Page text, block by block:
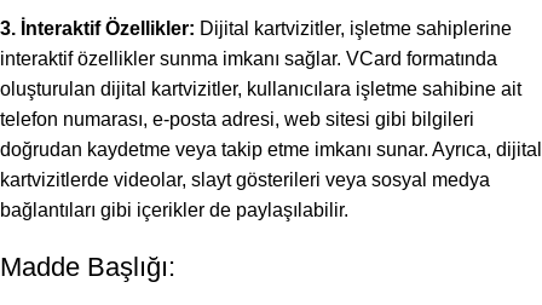
3. İnteraktif Özellikler: Dijital kartvizitler, işletme sahiplerine
interaktif özellikler sunma imkanı sağlar. VCard formatında
oluşturulan dijital kartvizitler, kullanıcılara işletme sahibine ait
telefon numarası, e-posta adresi, web sitesi gibi bilgileri
doğrudan kaydetme veya takip etme imkanı sunar. Ayrıca, dijital
kartvizitlerde videolar, slayt gösterileri veya sosyal medya
bağlantıları gibi içerikler de paylaşılabilir.
Madde Başlığı: